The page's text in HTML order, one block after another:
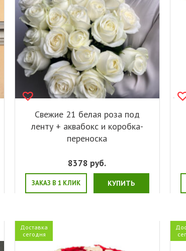
Свежие 21 белая роза под
ленту + аквабокс и коробка-
переноска
8378 руб.
ЗАКАЗ В 1 КЛИК КУПИТЬ
Доставка
сегодня